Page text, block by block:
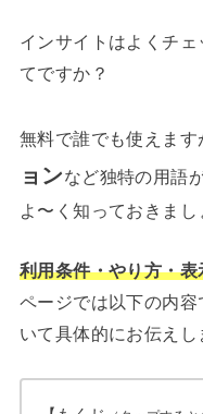
インサイトはよくチ
てですか？
無料で誰でも使えます
ョンなど独特の用語
よ〜く知っておきまし
利用条件・やり方・
ページでは以下の内
いて具体的にお伝えし